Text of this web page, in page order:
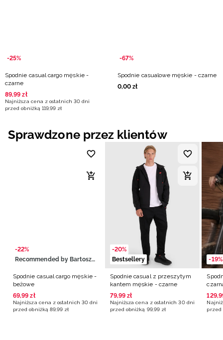
-25%
Spodnie casual cargo męskie -
czarne
89,99 zł
Najniższa cena z ostatnich 30 dni
przed obniżką 119,99 zł
-67%
Spodnie casualowe męskie - czarne
0,00 zł
Sprawdzone przez klientów
-22%
Recommended by Bartosz Zmarzlik
Spodnie casual cargo męskie -
beżowe
69,99 zł
Najniższa cena z ostatnich 30 dni
przed obniżką 89,99 zł
-20%
Bestsellery
Spodnie casual z przeszytym
kantem męskie - czarne
79,99 zł
Najniższa cena z ostatnich 30 dni
przed obniżką 99,99 zł
-19%
129,
przed